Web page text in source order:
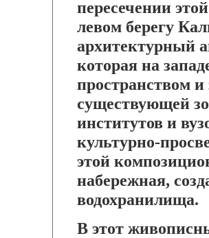
пересечении
левом берегу
архитектурный
которая на
пространством
существующей
институтов и
культурно-
этой
набережная,
водохранилища.
В этот